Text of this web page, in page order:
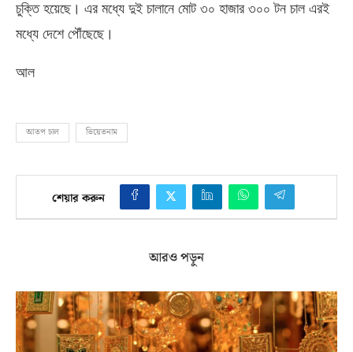
চুক্তি হয়েছে। এর মধ্যে দুই চালানে মোট ৩০ হাজার ৩০০ টন চাল এরই
মধ্যে দেশে পৌঁছেছে।
আল
আতপ চাল ভিয়েতনাম
শেয়ার করুন
আরও পড়ুন